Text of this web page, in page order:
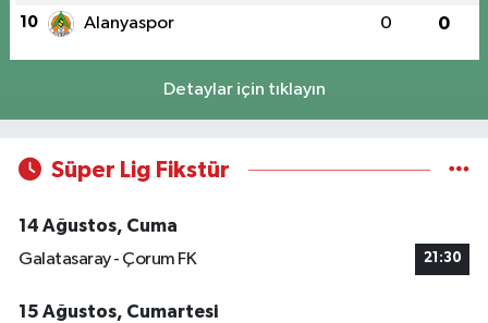
10 Alanyaspor 0 0
Detaylar için tıklayın
Süper Lig Fikstür
14 Ağustos, Cuma
Galatasaray - Çorum FK
21:30
15 Ağustos, Cumartesi